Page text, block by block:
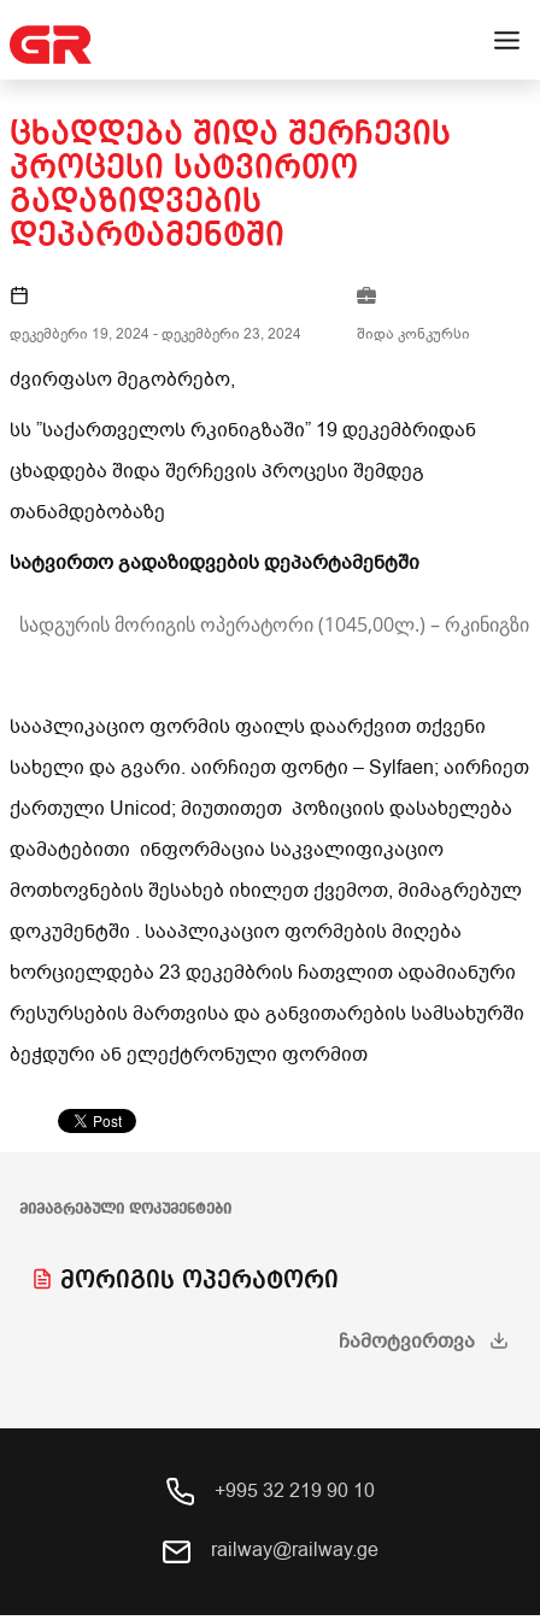
ᲪᲮᲐᲓᲓᲔᲑᲐ ᲨᲘᲓᲐ ᲨᲔᲠᲩᲔᲕᲘᲡ
ᲞᲠᲝᲪᲔᲡᲘ ᲡᲐᲢᲕᲘᲠᲗᲝ
ᲒᲐᲓᲐᲖᲘᲓᲕᲔᲑᲘᲡ
ᲓᲔᲞᲐᲠᲢᲐᲛᲔᲜᲢᲨᲘ
დეკემბერი 19, 2024 -დეკემბერი 23, 2024 შიდა კონკურსი
ძვირფასო მეგობრებო,
სს ”საქართველოს რკინიგზაში” 19 დეკემბრიდან
ცხადდება შიდა შერჩევის პროცესი შემდეგ
თანამდებობაზე
სატვირთო გადაზიდვების დეპარტამენტში
სადგურის მორიგის ოპერატორი (1045,00ლ.) –
სააპლიკაციო ფორმის ფაილს დაარქვით თქვენი
სახელი და გვარი. აირჩიეთ ფონტი – Sylfaen; აირჩიეთ
ქართული Unicod; მიუთითეთ პოზიციის დასახელება
დამატებითი ინფორმაცია საკვალიფიკაციო
მოთხოვნების შესახებ იხილეთ ქვემოთ, მიმაგრებულ
დოკუმენტში . სააპლიკაციო ფორმების მიღება
ხორციელდება 23 დეკემბრის ჩათვლით ადამიანური
რესურსების მართვისა და განვითარების სამსახურში
ბეჭდური ან ელექტრონული ფორმით
ᲛᲘᲛᲐᲒᲠᲔᲑᲣᲚᲘ ᲓᲝᲙᲣᲛᲔᲜᲢᲔᲑᲘ
მორიგის ოპერატორი
ᲩᲐᲛᲝᲢᲕᲘᲠᲗᲕᲐ
+995 32 219 90 10
railway@railway.ge